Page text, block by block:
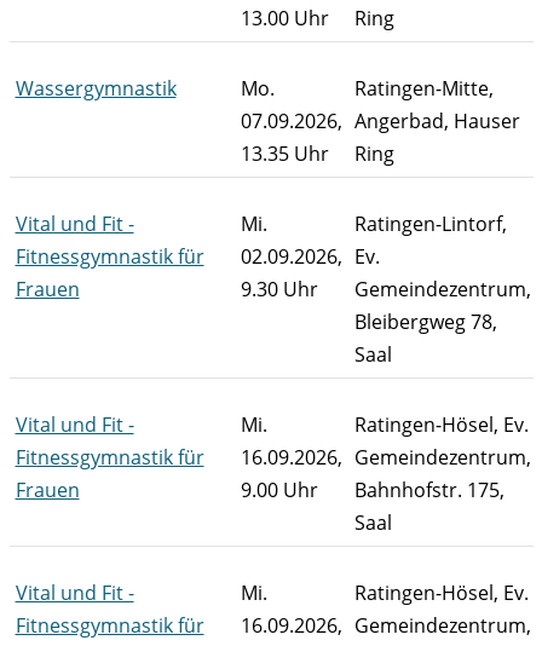
13.00 Uhr
Ring
Wassergymnastik
Mo.
07.09.2026,
13.35 Uhr
Ratingen-Mitte,
Angerbad, Hauser
Ring
Vital und Fit -
Fitnessgymnastik für
Frauen
Mi.
02.09.2026,
9.30 Uhr
Ratingen-Lintorf,
Ev.
Gemeindezentrum,
Bleibergweg 78,
Saal
Vital und Fit -
Fitnessgymnastik für
Frauen
Mi.
16.09.2026,
9.00 Uhr
Ratingen-Hösel, Ev.
Gemeindezentrum,
Bahnhofstr. 175,
Saal
Vital und Fit -
Fitnessgymnastik für
Mi.
16.09.2026,
Ratingen-Hösel, Ev.
Gemeindezentrum,